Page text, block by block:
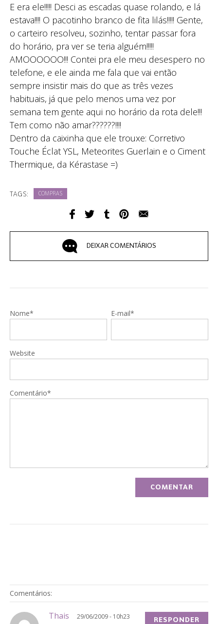
E era ele!!!!! Desci as escadas quase rolando, e lá
estava!!!! O pacotinho branco de fita lilás!!!!! Gente,
o carteiro resolveu, sozinho, tentar passar fora
do horário, pra ver se teria alguém!!!!!
AMOOOOOO!!! Contei pra ele meu desespero no
telefone, e ele ainda me fala que vai então
sempre insistir mais do que as três vezes
habituais, já que pelo menos uma vez por
semana tem gente aqui no horário da rota dele!!!
Tem como não amar??????!!!!
Dentro da caixinha que ele trouxe: Corretivo
Touche Éclat YSL, Meteorites Guerlain e o Ciment
Thermique, da Kérastase =)
TAGS: COMPRAS
DEIXAR COMENTÁRIOS
Nome* E-mail*
Website
Comentário*
Comentários:
Thais 29/06/2009 - 10h23 RESPONDER